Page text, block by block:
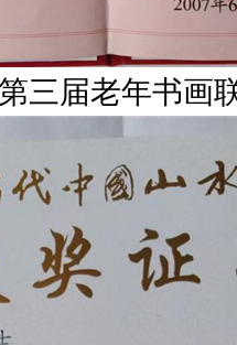
届老年书画